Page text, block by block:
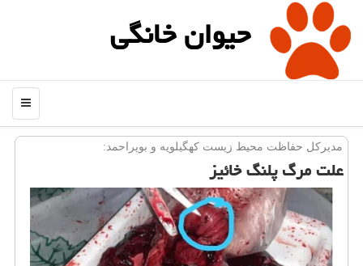
حیوان خانگی
منو
مدیركل حفاظت محیط زیست كهگیلویه و بویراحمد:
علت مرگ پلنگ خائیز